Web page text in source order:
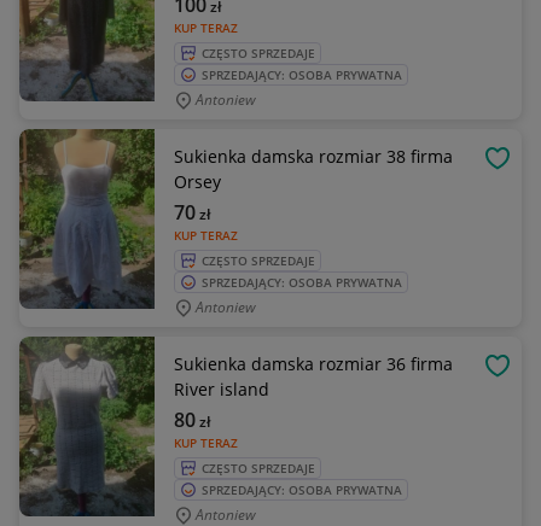
KUP TERAZ
zł
CZĘSTO SPRZEDAJE
SPRZEDAJĄCY: OSOBA PRYWATNA
Antoniew
Sukienka damska rozmiar 38 firma
Orsey
KUP TERAZ
70zł
CZĘSTO SPRZEDAJE
SPRZEDAJĄCY: OSOBA PRYWATNA
Antoniew
Sukienka damska rozmiar 36 firma
River island
KUP TERAZ
80zł
CZĘSTO SPRZEDAJE
SPRZEDAJĄCY: OSOBA PRYWATNA
Antoniew